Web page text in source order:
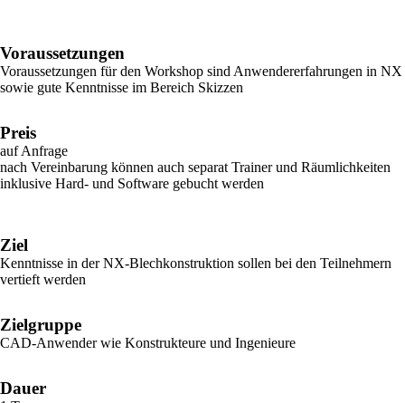
Voraussetzungen
Voraussetzungen für den Workshop sind Anwendererfahrungen in NX
sowie gute Kenntnisse im Bereich Skizzen
Preis
auf Anfrage
nach Vereinbarung können auch separat Trainer und Räumlichkeiten
inklusive Hard- und Software gebucht werden
Ziel
Kenntnisse in der NX-Blechkonstruktion sollen bei den Teilnehmern
vertieft werden
Zielgruppe
CAD-Anwender wie Konstrukteure und Ingenieure
Dauer